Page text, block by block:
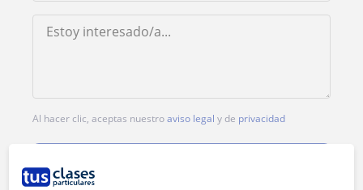
Al hacer clic, aceptas nuestroaviso legal y de privacidad